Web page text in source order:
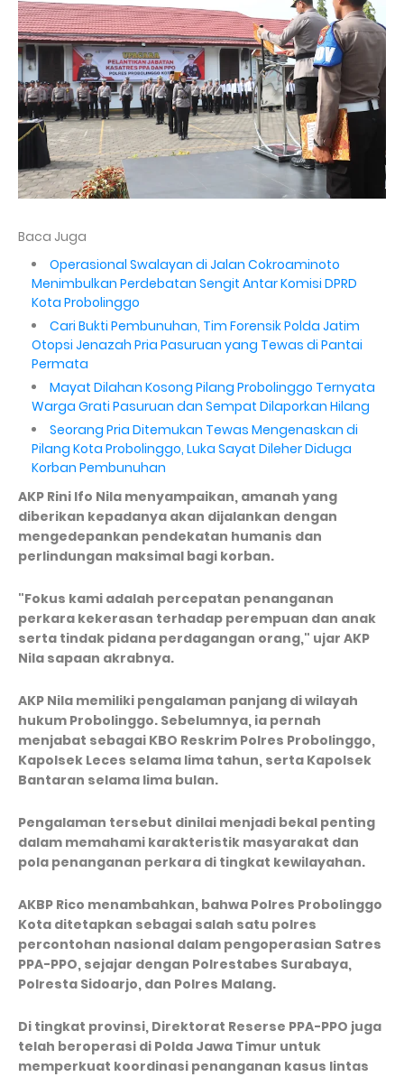
Baca Juga
Operasional Swalayan di Jalan Cokroaminoto
Menimbulkan Perdebatan Sengit Antar Komisi DPRD
Kota Probolinggo
Cari Bukti Pembunuhan, Tim Forensik Polda Jatim
Otopsi Jenazah Pria Pasuruan yang Tewas di Pantai
Permata
Mayat Dilahan Kosong Pilang Probolinggo Ternyata
Warga Grati Pasuruan dan Sempat Dilaporkan Hilang
Seorang Pria Ditemukan Tewas Mengenaskan di
Pilang Kota Probolinggo, Luka Sayat Dileher Diduga
Korban Pembunuhan
AKP Rini Ifo Nila menyampaikan, amanah yang
diberikan kepadanya akan dijalankan dengan
mengedepankan pendekatan humanis dan
perlindungan maksimal bagi korban.
"Fokus kami adalah percepatan penanganan
perkara kekerasan terhadap perempuan dan anak
serta tindak pidana perdagangan orang," ujar AKP
Nila sapaan akrabnya.
AKP Nila memiliki pengalaman panjang di wilayah
hukum Probolinggo. Sebelumnya, ia pernah
menjabat sebagai KBO Reskrim Polres Probolinggo,
Kapolsek Leces selama lima tahun, serta Kapolsek
Bantaran selama lima bulan.
Pengalaman tersebut dinilai menjadi bekal penting
dalam memahami karakteristik masyarakat dan
pola penanganan perkara di tingkat kewilayahan.
AKBP Rico menambahkan, bahwa Polres Probolinggo
Kota ditetapkan sebagai salah satu polres
percontohan nasional dalam pengoperasian Satres
PPA-PPO, sejajar dengan Polrestabes Surabaya,
Polresta Sidoarjo, dan Polres Malang.
Di tingkat provinsi, Direktorat Reserse PPA-PPO juga
telah beroperasi di Polda Jawa Timur untuk
memperkuat koordinasi penanganan kasus lintas